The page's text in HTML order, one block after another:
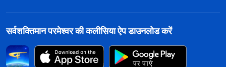
सर्वशक्तिमान परमेश्वर की कलीसिया ऐप डाउनलोड करें